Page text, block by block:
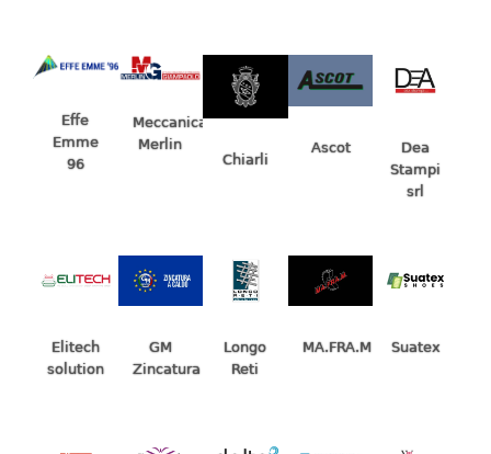
Effe
Emme
96
Meccanica
Merlin
Chiarli
Ascot
Dea
Stampi
srl
Elitech
solution
GM
Zincatura
Longo
Reti
MA.FRA.M Suatex